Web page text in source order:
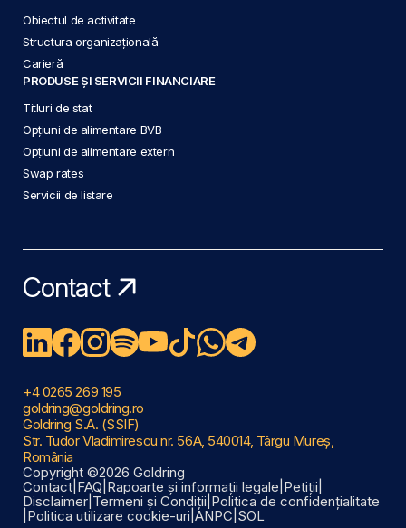
Obiectul de activitate
Structura organizațională
Carieră
PRODUSE ȘI SERVICII FINANCIARE
Titluri de stat
Opțiuni de alimentare BVB
Opțiuni de alimentare extern
Swap rates
Servicii de listare
Contact
+4 0265 269 195
goldring@goldring.ro
Goldring S.A. (SSIF)
Str. Tudor Vladimirescu nr. 56A, 540014, Târgu Mureș,
România
Copyright ©2026 Goldring
Contact FAQ Rapoarte și informații legale Petiții
Disclaimer Termeni și Condiții Politica de confidențialitate
Politica utilizare cookie-uri ANPC SOL